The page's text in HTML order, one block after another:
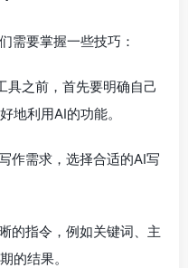
需要掌握一些技巧：
具之前，首先要明确自己
地利用AI的功能。
作需求，选择合适的AI写
的指令，例如关键词、主
的结果。